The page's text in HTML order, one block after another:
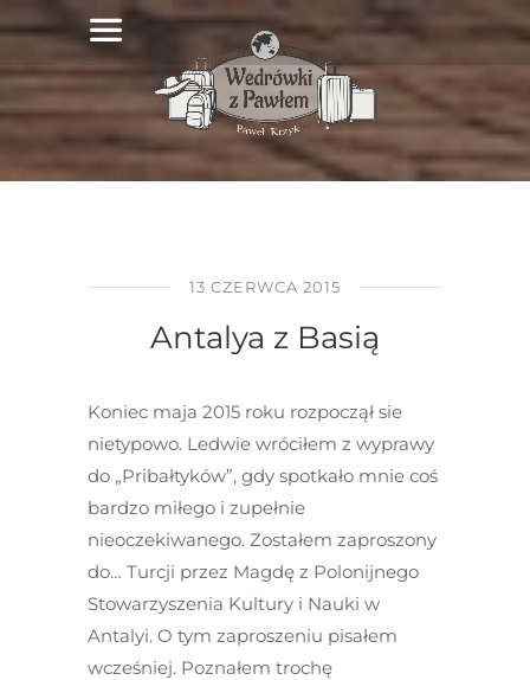
13 CZERWCA 2015
Antalya z Basią
Koniec maja 2015 roku rozpoczął sie
nietypowo. Ledwie wróciłem z wyprawy
do „Pribałtyków”, gdy spotkało mnie coś
bardzo miłego i zupełnie
nieoczekiwanego. Zostałem zaproszony
do… Turcji przez Magdę z Polonijnego
Stowarzyszenia Kultury i Nauki w
Antalyi. O tym zaproszeniu pisałem
wcześniej. Poznałem trochę